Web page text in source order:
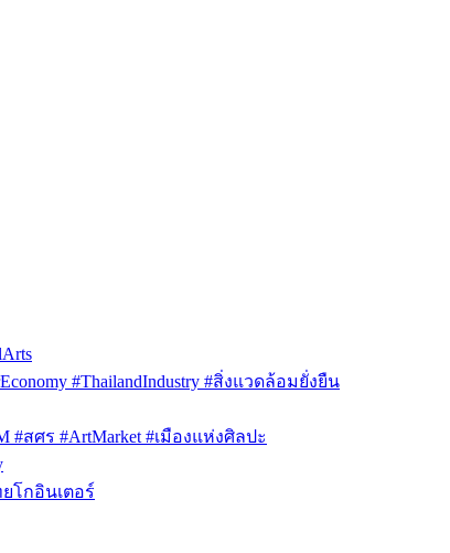
#ThailandIndustry #สิ่งแวดล้อมยั่งยืน
#สศร #ArtMarket #เมืองแห่งศิลปะ
ยโกอินเตอร์